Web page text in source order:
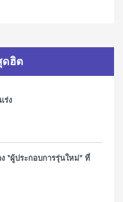
ดฮิต
ร่ง
“ผู้ประกอบการรุ่นใหม่” ที่